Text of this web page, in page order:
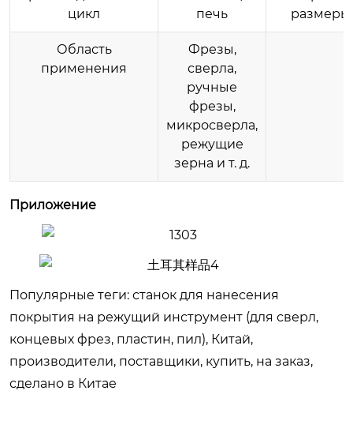
цикл
печь
размеры
Область
применения
Фрезы,
сверла,
ручные
фрезы,
микросверла,
режущие
зерна и т. д.
Приложение
Популярные теги: станок для нанесения
покрытия на режущий инструмент (для сверл,
концевых фрез, пластин, пил), Китай,
производители, поставщики, купить, на заказ,
сделано в Китае